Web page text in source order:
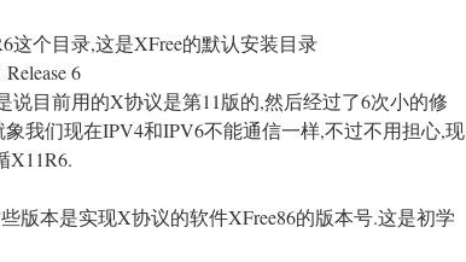
这个目录,这是XFree的默认安装目录
6
说目前用的X协议是第11版的,然后经过了6次小的修
我们现在IPV4和IPV6不能通信一样,不过不用担心,现
X11R6.
些版本是实现X协议的软件XFree86的版本号.这是初学